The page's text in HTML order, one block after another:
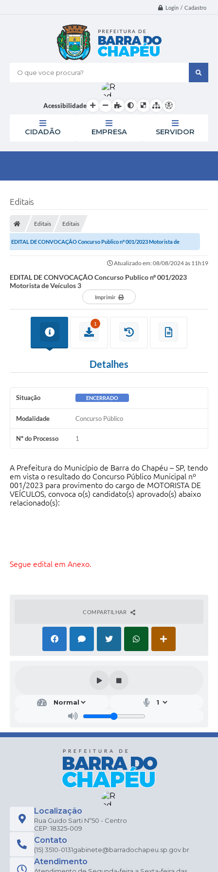
Login / Cadastro
O que voce procura?
Acessibilidade
CIDADÃO EMPRESA SERVIDOR
Editais
Editais Editais
EDITAL DE CONVOCAÇÃO Concurso Publico nº 001/2023 Motorista de
Atualizado em: 08/08/2024 às 11h19
EDITAL DE CONVOCAÇÃO Concurso Publico nº 001/2023
Motorista de Veículos 3
Imprimir
1
Detalhes
Situação ENCERRADO
Modalidade Concurso Público
Nº do Processo 1
A Prefeitura do Município de Barra do Chapéu – SP, tendo
em vista o resultado do Concurso Público Municipal nº
001/2023 para provimento do cargo de MOTORISTA DE
VEÍCULOS, convoca o(s) candidato(s) aprovado(s) abaixo
relacionado(s):
Segue edital em Anexo.
COMPARTILHAR
Localização
Rua Guido Sarti Nº50 - Centro
CEP: 18325-009
Contato
(15) 3510-0131gabinete@barradochapeu.sp.gov.br
Atendimento